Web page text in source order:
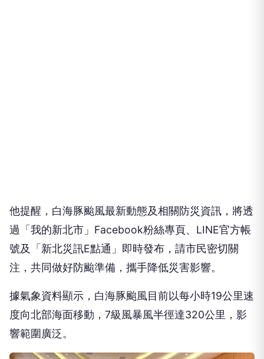
他提醒，白海豚颱風最新動態及相關防災資訊，將透
過「我的新北市」Facebook粉絲專頁、LINE官方帳
號及「新北災訊E點通」即時發布，請市民密切關
注，共同做好防颱準備，攜手降低災害影響。
據氣象資料顯示，白海豚颱風目前以每小時19公里速
度向北部海面移動，7級風暴風半徑達320公里，影
響範圍廣泛。